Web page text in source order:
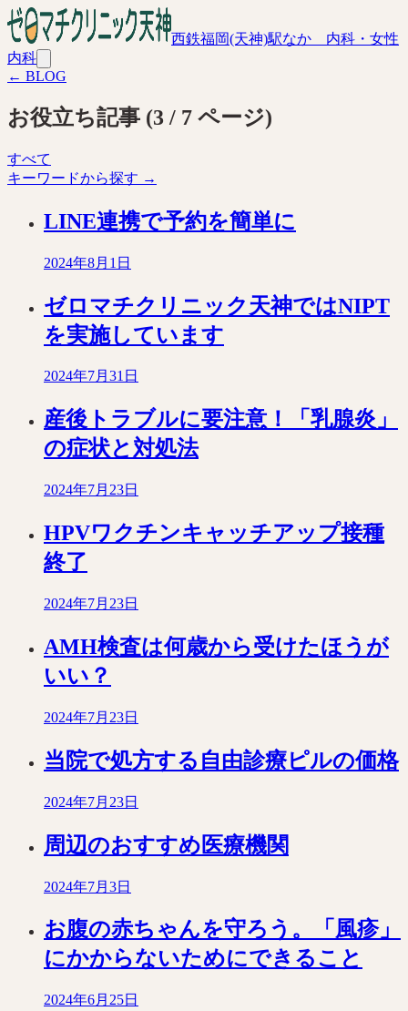
西鉄福岡(天神)駅なか 内科・女性
内科
← BLOG
お役立ち記事 (3 / 7 ページ)
すべて
キーワードから探す →
LINE連携で予約を簡単に
2024年8月1日
ゼロマチクリニック天神ではNIPT
を実施しています
2024年7月31日
産後トラブルに要注意！「乳腺炎」
の症状と対処法
2024年7月23日
HPVワクチンキャッチアップ接種
終了
2024年7月23日
AMH検査は何歳から受けたほうが
いい？
2024年7月23日
当院で処方する自由診療ピルの価格
2024年7月23日
周辺のおすすめ医療機関
2024年7月3日
お腹の赤ちゃんを守ろう。「風疹」
にかからないためにできること
2024年6月25日